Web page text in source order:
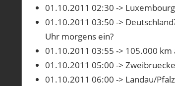
01.10.2011 02:30 ->
01.10.2011 03:50 ->
Uhr morgens ein?
01.10.2011 03:55 -> 105.000 km
01.10.2011 05:00 ->
01.10.2011 06:00 -> Landau/